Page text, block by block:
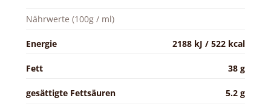
Nährwerte (100g / ml)
Energie 2188 kJ / 522 kcal
Fett 38 g
gesättigte Fettsäuren 5.2 g